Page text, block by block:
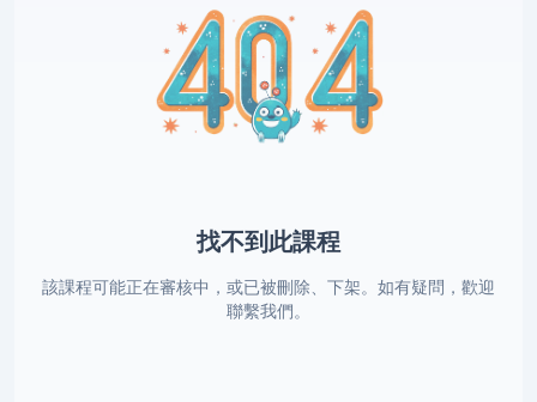
找不到此課程
該課程可能正在審核中，或已被刪除、下架。如有疑問，歡迎
聯繫我們。